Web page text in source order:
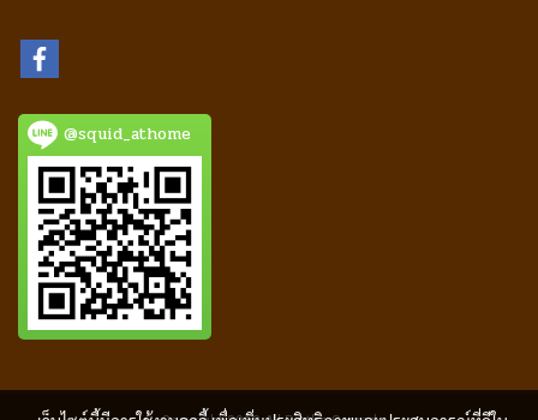
@squid_athome